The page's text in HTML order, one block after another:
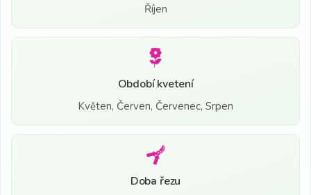
Říjen
Období kvetení
Květen, Červen, Červenec, Srpen
Doba řezu